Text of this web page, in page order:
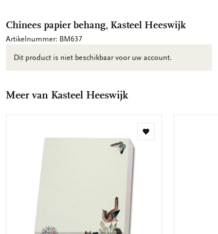
Chinees papier behang, Kasteel Heeswijk
Artikelnummer: BM637
Dit product is niet beschikbaar voor uw account.
Meer van Kasteel Heeswijk
Toevoegen